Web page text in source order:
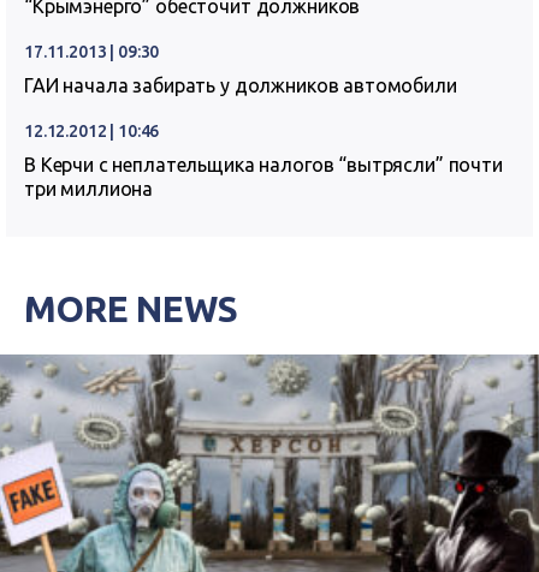
“Крымэнерго” обесточит должников
17.11.2013 | 09:30
ГАИ начала забирать у должников автомобили
12.12.2012 | 10:46
В Керчи с неплательщика налогов “вытрясли” почти
три миллиона
MORE NEWS